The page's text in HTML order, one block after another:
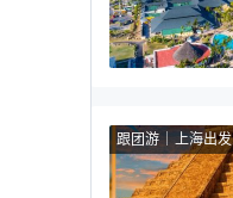
跟团游 上海出发